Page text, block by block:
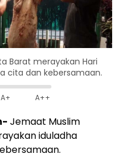
Barat merayakan Hari
cita dan kebersamaan.
A+ A++
Jemaat Muslim
iduladha